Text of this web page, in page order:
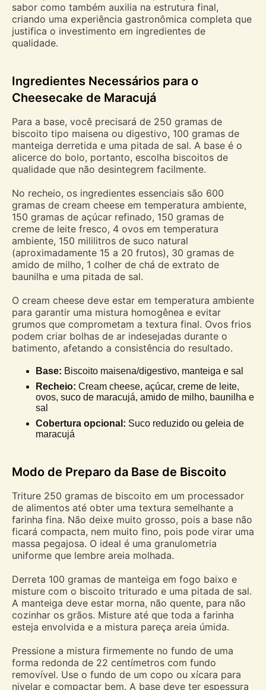
sabor como também auxilia na estrutura final,
criando uma experiência gastronômica completa que
justifica o investimento em ingredientes de
qualidade.
Ingredientes Necessários para o
Cheesecake de Maracujá
Para a base, você precisará de 250 gramas de
biscoito tipo maisena ou digestivo, 100 gramas de
manteiga derretida e uma pitada de sal. A base é o
alicerce do bolo, portanto, escolha biscoitos de
qualidade que não desintegrem facilmente.
No recheio, os ingredientes essenciais são 600
gramas de cream cheese em temperatura ambiente,
150 gramas de açúcar refinado, 150 gramas de
creme de leite fresco, 4 ovos em temperatura
ambiente, 150 mililitros de suco natural
(aproximadamente 15 a 20 frutos), 30 gramas de
amido de milho, 1 colher de chá de extrato de
baunilha e uma pitada de sal.
O cream cheese deve estar em temperatura ambiente
para garantir uma mistura homogênea e evitar
grumos que comprometam a textura final. Ovos frios
podem criar bolhas de ar indesejadas durante o
batimento, afetando a consistência do resultado.
Base: Biscoito maisena/digestivo, manteiga e sal
Recheio: Cream cheese, açúcar, creme de leite,
ovos, suco de maracujá, amido de milho, baunilha e
sal
Cobertura opcional: Suco reduzido ou geleia de
maracujá
Modo de Preparo da Base de Biscoito
Triture 250 gramas de biscoito em um processador
de alimentos até obter uma textura semelhante a
farinha fina. Não deixe muito grosso, pois a base não
ficará compacta, nem muito fino, pois pode virar uma
massa pegajosa. O ideal é uma granulometria
uniforme que lembre areia molhada.
Derreta 100 gramas de manteiga em fogo baixo e
misture com o biscoito triturado e uma pitada de sal.
A manteiga deve estar morna, não quente, para não
cozinhar os grãos. Misture até que toda a farinha
esteja envolvida e a mistura pareça areia úmida.
Pressione a mistura firmemente no fundo de uma
forma redonda de 22 centímetros com fundo
removível. Use o fundo de um copo ou xícara para
nivelar e compactar bem. A base deve ter espessura